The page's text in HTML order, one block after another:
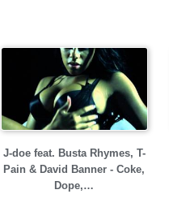
J-doe feat. Busta Rhymes, T-
Pain & David Banner - Coke,
Dope,…